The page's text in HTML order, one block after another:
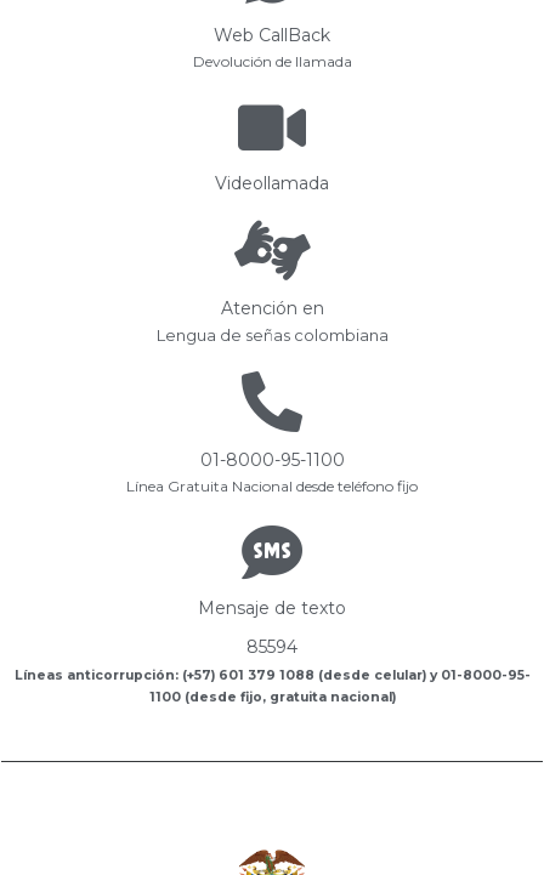
Web CallBack
Devolución de llamada
Videollamada
Atención en
Lengua de señas colombiana
01-8000-95-1100
Línea Gratuita Nacional desde teléfono fijo
Mensaje de texto
85594
Líneas anticorrupción: (+57) 601 379 1088 (desde celular) y 01-8000-95-
1100 (desde fijo, gratuita nacional)